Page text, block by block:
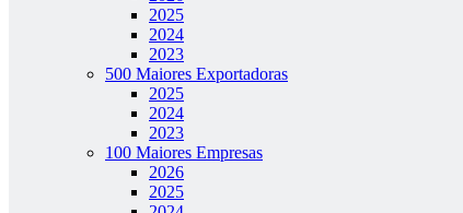
2025
2024
2023
500 Maiores Exportadoras
2025
2024
2023
100 Maiores Empresas
2026
2025